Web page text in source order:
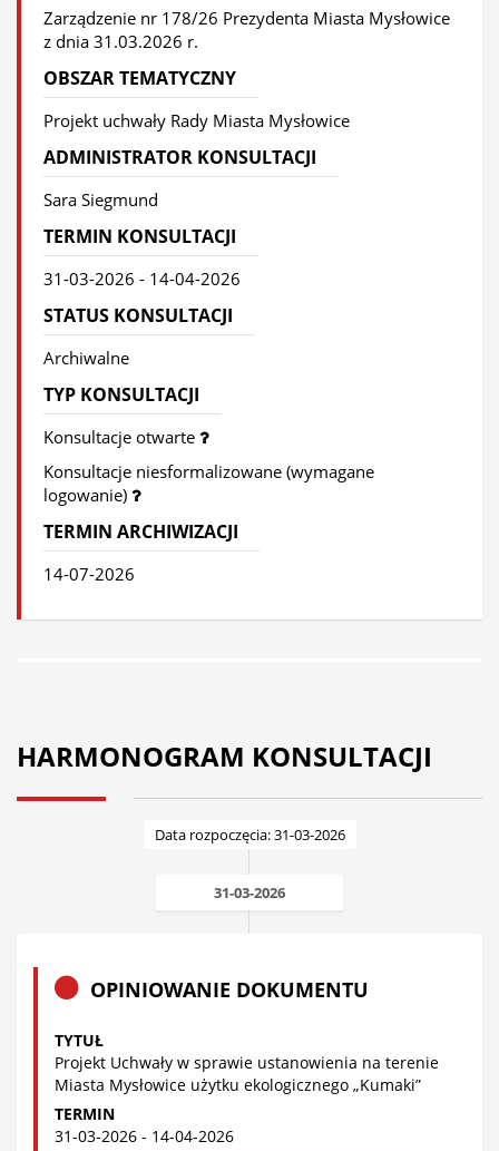
Zarządzenie nr 178/26 Prezydenta Miasta Mysłowice
z dnia 31.03.2026 r.
OBSZAR TEMATYCZNY
Projekt uchwały Rady Miasta Mysłowice
ADMINISTRATOR KONSULTACJI
Sara Siegmund
TERMIN KONSULTACJI
31-03-2026 - 14-04-2026
STATUS KONSULTACJI
Archiwalne
TYP KONSULTACJI
Konsultacje otwarte
Konsultacje niesformalizowane (wymagane
logowanie)
TERMIN ARCHIWIZACJI
14-07-2026
HARMONOGRAM KONSULTACJI
Data rozpoczęcia: 31-03-2026
31-03-2026
OPINIOWANIE DOKUMENTU
TYTUŁ
Projekt Uchwały w sprawie ustanowienia na terenie
Miasta Mysłowice użytku ekologicznego „Kumaki”
TERMIN
31-03-2026 - 14-04-2026